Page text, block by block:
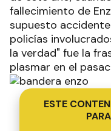
fallecimiento de
supuesto
policías
la verdad" fue la
plasmar en el
ESTE